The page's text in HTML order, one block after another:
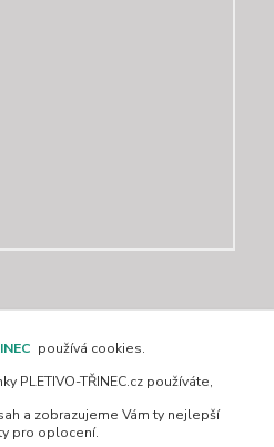
používá cookies.
PLETIVO-TŘINEC.cz používáte,
a zobrazujeme Vám ty nejlepší
pro oplocení.